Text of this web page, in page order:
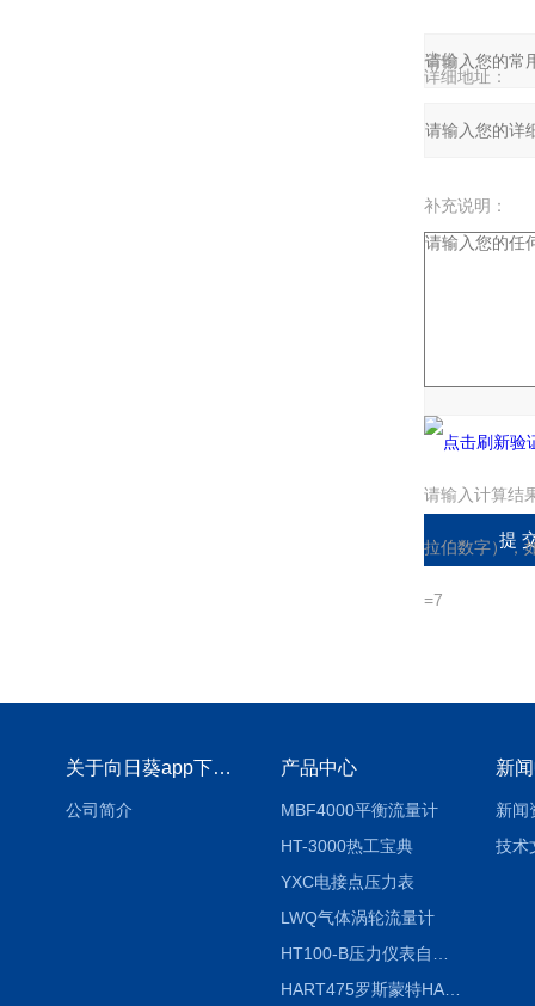
留言询价
产品：
您的单位：
您的姓名：
联系电话：
常用邮箱：
省份：
详细地址：
补充说明：
请输入计算结
拉伯数字），如
=7
关于向日葵app下载安装官方免费下载
公司简介
产品中心
MBF4000平衡流量计
HT-3000热工宝典
YXC电接点压力表
LWQ气体涡轮流量计
HART475罗斯蒙特HART475手操器
新
新闻
技术